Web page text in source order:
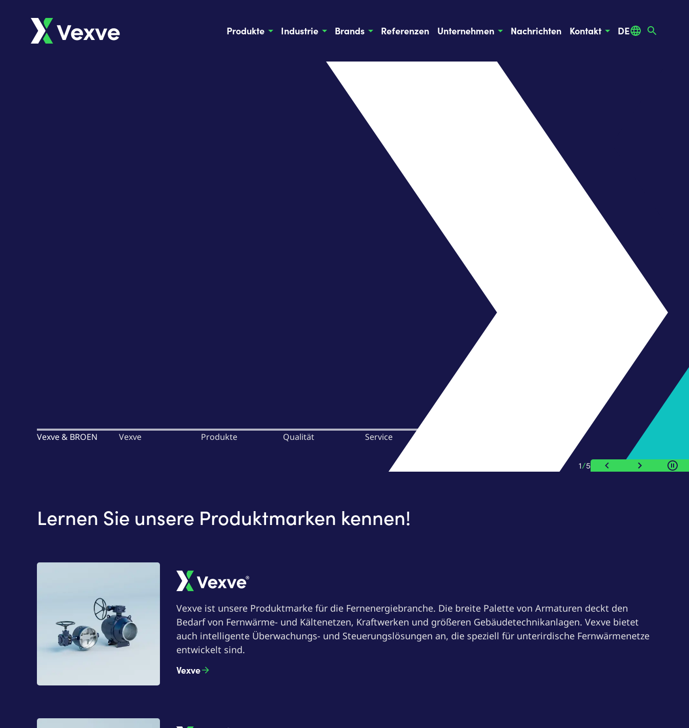
Produkte Industrie Brands Referenzen Unternehmen Nachrichten Kontakt DE
Vexve & BROEN Vexve Produkte Qualität Service
1/5
Lernen Sie unsere Produktmarken kennen!
Vexve
Vexve ist unsere Produktmarke für die Fernenergiebranche. Die breite Palette von Armaturen deckt den
Bedarf von Fernwärme- und Kältenetzen, Kraftwerken und größeren Gebäudetechnikanlagen. Vexve bietet
auch intelligente Überwachungs- und Steuerungslösungen an, die speziell für unterirdische Fernwärmenetze
entwickelt sind.
Vexve